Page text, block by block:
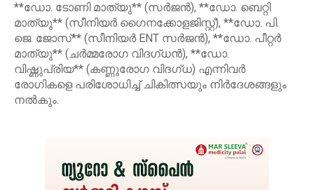
**ഡോ. ടോണി മാത്യു** (സർജൻ), **ഡോ. ബെറ്റി
മാത്യു** (സീനിയർ ഗൈനക്കോളജിസ്റ്റ്), **ഡോ. പി.
ജെ. ജോസ്** (സീനിയർ ENT സർജൻ), **ഡോ. പീറ്റർ
മാത്യു** (ചർമ്മരോഗ വിദഗ്ധൻ), **ഡോ.
വിഷ്ണുപ്രിയ** (കണ്ണുരോഗ വിദഗ്ധ) എന്നിവർ
രോഗികളെ പരിശോധിച്ച് ചികിത്സയും നിർദേശങ്ങളും
നൽകും.